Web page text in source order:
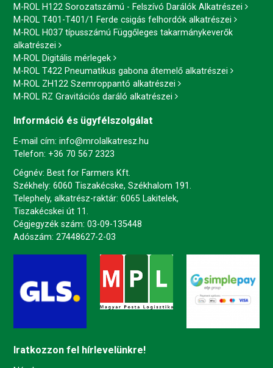
M-ROL H122 Sorozatszámú - Felszívó Darálók Alkatrészei
M-ROL T401-T401/1 Ferde csigás felhordók alkatrészei
M-ROL H037 típusszámú Függőleges takarmánykeverők
alkatrészei
M-ROL Digitális mérlegek
M-ROL T422 Pneumatikus gabona átemelő alkatrészei
M-ROL ZH122 Szemroppantó alkatrészei
M-ROL RZ Gravitációs daráló alkatrészei
Információ és ügyfélszolgálat
E-mail cím: info@mrolalkatresz.hu
Telefon: +36 70 567 2323
Cégnév: Best for Farmers Kft.
Székhely: 6060 Tiszakécske, Székhalom 191.
Telephely, alkatrész-raktár: 6065 Lakitelek,
Tiszakécskei út 11.
Cégjegyzék szám: 03-09-135448
Adószám: 27448627-2-03
Iratkozzon fel hírlevelünkre!